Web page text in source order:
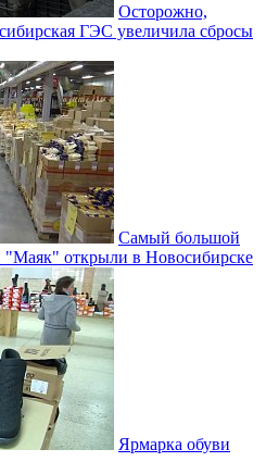
Осторожно,
ГЭС увеличила сбросы
Самый большой
"Маяк" открыли в Новосибирске
Ярмарка обуви